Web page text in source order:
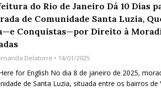
do Rio de Janeiro Dá 10 Dias
de Comunidade Santa Luzia,
Conquistas—por Direito à
Delatorre • 14/01/2025
for English No dia 8 de janeiro de 2025,
de Santa Luzia, situada entre os bairros de